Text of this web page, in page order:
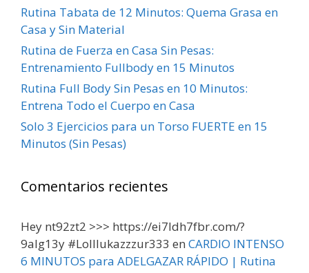
Rutina Tabata de 12 Minutos: Quema Grasa en
Casa y Sin Material
Rutina de Fuerza en Casa Sin Pesas:
Entrenamiento Fullbody en 15 Minutos
Rutina Full Body Sin Pesas en 10 Minutos:
Entrena Todo el Cuerpo en Casa
Solo 3 Ejercicios para un Torso FUERTE en 15
Minutos (Sin Pesas)
Comentarios recientes
Hey nt92zt2 >>> https://ei7ldh7fbr.com/?
9alg13y #Lolllukazzzur333 en CARDIO INTENSO
6 MINUTOS para ADELGAZAR RÁPIDO | Rutina